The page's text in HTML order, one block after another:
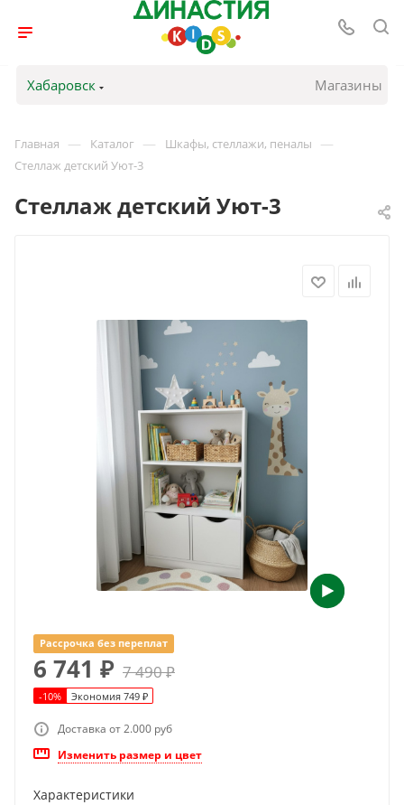
Хабаровск Магазины
Главная — Каталог — Шкафы, стеллажи, пеналы —
Стеллаж детский Уют-3
Стеллаж детский Уют-3
Рассрочка без переплат
6 741 ₽ 7 490₽
-10% Экономия 749 ₽
Доставка от 2.000 руб
Изменить размер и цвет
Характеристики